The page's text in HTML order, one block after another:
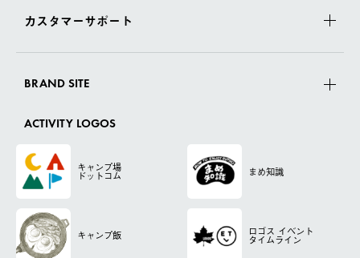
カスタマーサポート
BRAND SITE
ACTIVITY LOGOS
キャンプ場
ドットコム まめ知識
キャンプ飯 ロゴス イベント
タイムライン